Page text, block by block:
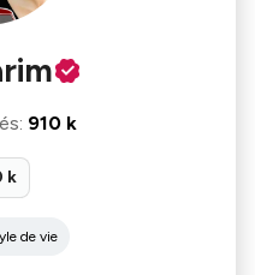
: 910 k
k
de vie